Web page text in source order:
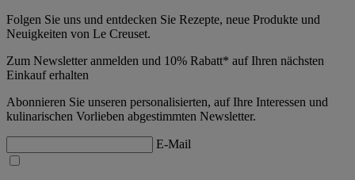
Folgen Sie uns und entdecken Sie Rezepte, neue Produkte und
Neuigkeiten von Le Creuset.
Zum Newsletter anmelden und 10% Rabatt* auf Ihren nächsten
Einkauf erhalten
Abonnieren Sie unseren personalisierten, auf Ihre Interessen und
kulinarischen Vorlieben abgestimmten Newsletter.
E-Mail